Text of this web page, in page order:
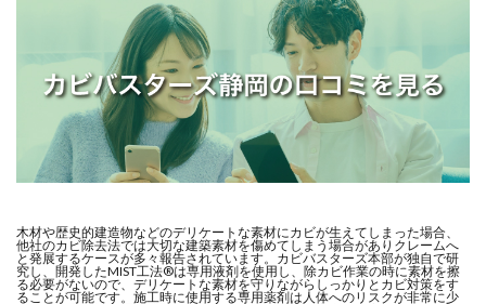
木材や歴史的建造物などのデリケートな素材にカビが生えてしまった場合、
他社のカビ除去法では大切な建築素材を傷めてしまう場合がありクレームへ
と発展するケースが多々報告されています。カビバスターズ本部が独自で研
究し、開発したMIST工法®は専用液剤を使用し、除カビ作業の時に素材を擦
る必要がないので、デリケートな素材を守りながらしっかりとカビ対策をす
ることが可能です。施工時に使用する専用薬剤は人体へのリスクが非常に少